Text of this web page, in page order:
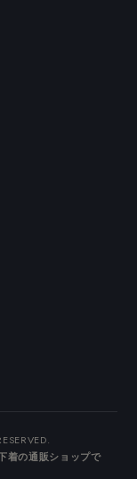
着の通販ショップで